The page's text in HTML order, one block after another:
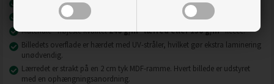
Nyeste printteknologi
Billeder på lærred er modstandsdygtige over for slid, ridser og snavs.
Materiale - højeste kvalitet240 g/m lærred eller 130 g/m fleece.
Billedets overflade er hærdet med UV-stråler, hvilket gør ekstra laminering
unødvendig.
Lærredet er strakt på en 2 cm tyk MDF-ramme. Hvert billede er udstyret
med en ophængningsanordning.